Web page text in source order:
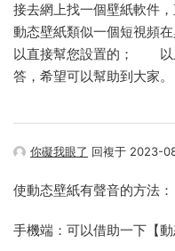
接去網上找一個壁紙軟件
動态壁紙類似一個短視頻
以直接幫您設置的； 以
答，希望可以幫助到大家。
你礙我眼了 回複于 2023-
使動态壁紙有聲音的方法：
手機端：可以借助一下【